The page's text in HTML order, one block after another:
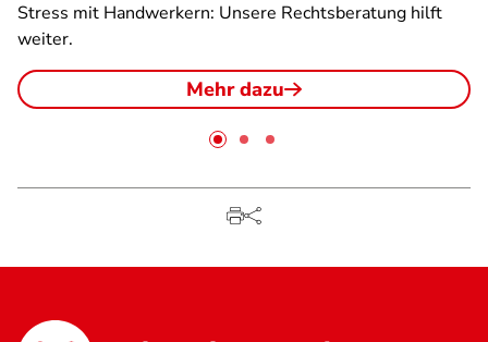
Stress mit Handwerkern: Unsere Rechtsberatung hilft
weiter.
Mehr dazu